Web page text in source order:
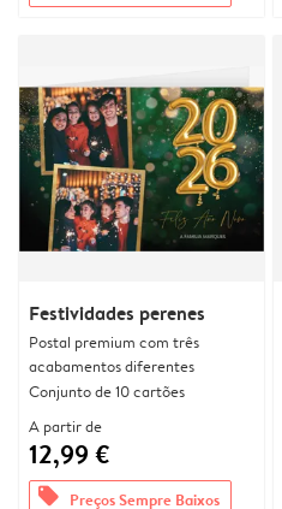
Festividades perenes
Postal premium com três
acabamentos diferentes
Conjunto de 10 cartões
A partir de
12,99 €
offers Preços Sempre Baixos